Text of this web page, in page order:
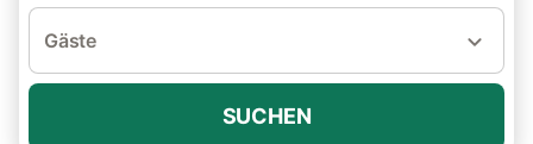
Gäste
SUCHEN